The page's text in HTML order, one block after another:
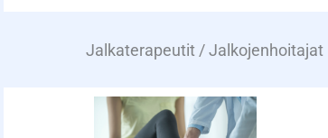
Jalkaterapeutit / Jalkojenhoitajat